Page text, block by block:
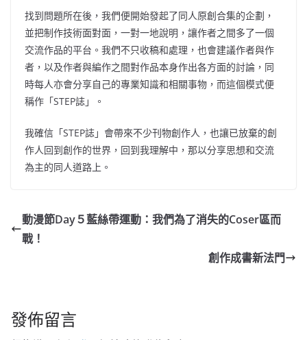
找到問題所在後，我們便開始發起了同人原創合集的企劃，
並把制作技術面對面，一對一地說明，讓作者之間多了一個
交流作品的平台。我們不只收稿和處理，也會建議作者與作
者，以及作者與編作之間對作品本身作出各方面的討論，同
時每人亦會分享自己的專業知識和相關事物，而這個模式便
稱作「STEP誌」。
我確信「STEP誌」會帶來不少刊物創作人，也讓已放棄的創
作人回到創作的世界，回到我理解中，那以分享思想和交流
為主的同人道路上。
動漫節Day５藍絲帶運動：我們為了消失的Coser區而
戰！
創作成書新法門
發佈留言